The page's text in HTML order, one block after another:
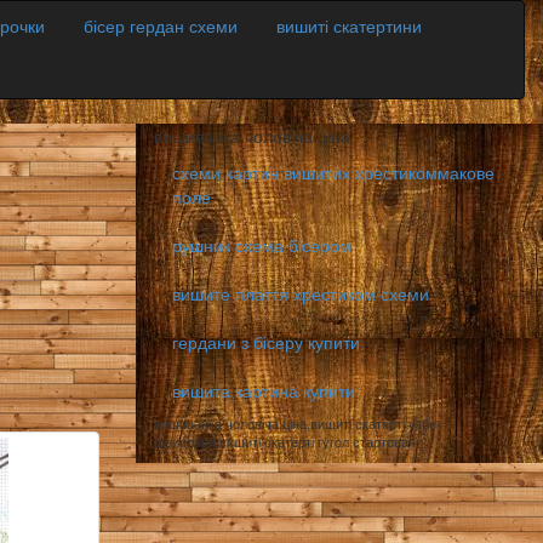
бісер гердан схеми вишиті скатертини
вишиванка чоловіча ціна
схеми картин вишитих хрестикоммакове
поле
рушник схема бісером
вишите плаття хрестиком схеми
гердани з бісеру купити
вишита картина купити
вишиванка чоловіча ціна,вишиті скатерті узбек
шоирлари,вишиті скатерті гугол стартовая